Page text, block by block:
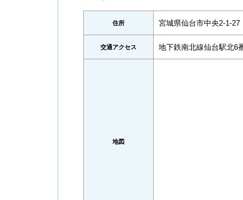
住所 宮城県仙台市中央2-1-
交通アクセス 地下鉄南北線仙台駅北6
地図